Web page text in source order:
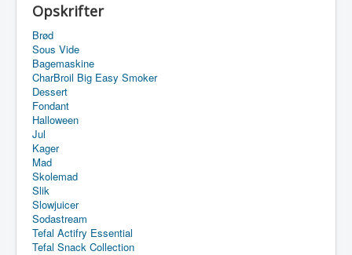
Tefal Actifry Essential
Opskrifter
Brød
Sous Vide
Bagemaskine
CharBroil Big Easy Smoker
Dessert
Fondant
Halloween
Jul
Kager
Mad
Skolemad
Slik
Slowjuicer
Sodastream
Tefal Actifry Essential
Tefal Snack Collection